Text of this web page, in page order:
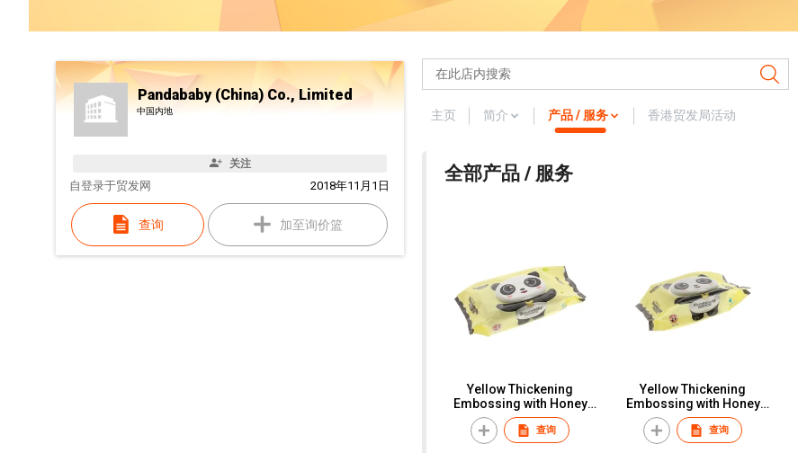
Pandababy (China) Co., Limited
中国内地
关注
自 2018年11月1日
登录于贸发网
查询 加至询价篮
主页 简介 产品 / 服务 香港贸发局活动
全部产品 / 服务
Yellow Thickening
Embossing with Honey
Fragrance
查询
Yellow Thickening
Embossing with Honey
Fragrance
查询